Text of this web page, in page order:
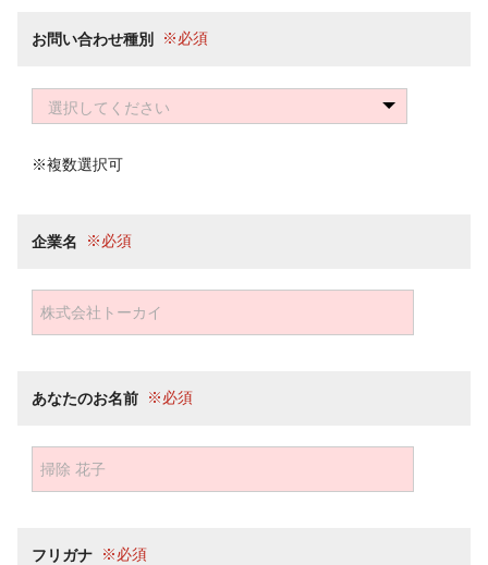
お問い合わせ種別
選択してください
※複数選択可
企業名
あなたのお名前
フリガナ